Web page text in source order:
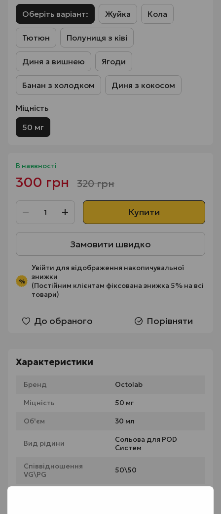
Оберіть варіант: Жуйка Кола
Тютюн Полуниця з ківі
Диня з вишнею Ягоди
Банан з холодком Диня з кокосом
Міцність
50 мг
В наявності
300 грн 320 грн
Купити
Замовити швидко
%
Увійти для відображення накопичувальної
знижки
(Постійним клієнтам фіксована знижка 5% на всі
товари)
До обраного Порівняти
Характеристики
Бренд Octolab
Міцність 50 мг
Об'єм 30 мл
Вид рідини
Сольова для POD
Систем
Співвідношення
VG\PG
50\50